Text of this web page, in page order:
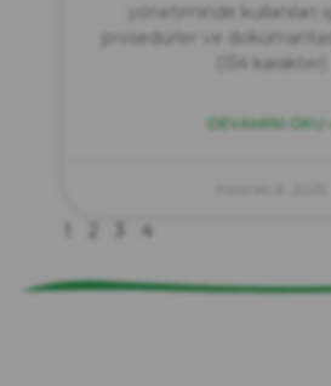
yönetiminde kullanılan
prosedürler ve
(154 karakter)
DEVAMINI OKU
4